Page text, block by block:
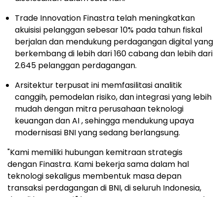
Trade Innovation Finastra telah meningkatkan
akuisisi pelanggan sebesar 10% pada tahun fiskal
berjalan dan mendukung perdagangan digital yang
berkembang di lebih dari 160 cabang dan lebih dari
2.645 pelanggan perdagangan.
Arsitektur terpusat ini memfasilitasi analitik
canggih, pemodelan risiko, dan integrasi yang lebih
mudah dengan mitra perusahaan teknologi
keuangan dan AI , sehingga mendukung upaya
modernisasi BNI yang sedang berlangsung.
"Kami memiliki hubungan kemitraan strategis
dengan Finastra. Kami bekerja sama dalam hal
teknologi sekaligus membentuk masa depan
transaksi perdagangan di BNI, di seluruh Indonesia,